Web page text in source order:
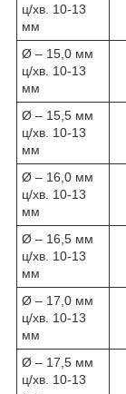
ц/хв. 10-13
мм
Ø – 15,0 мм
ц/хв. 10-13
мм
Ø – 15,5 мм
ц/хв. 10-13
мм
Ø – 16,0 мм
ц/хв. 10-13
мм
Ø – 16,5 мм
ц/хв. 10-13
мм
Ø – 17,0 мм
ц/хв. 10-13
мм
Ø – 17,5 мм
ц/хв. 10-13